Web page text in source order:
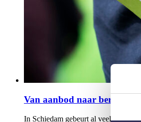
Van aanbod naar bereik:
In Schiedam gebeurt al veel om